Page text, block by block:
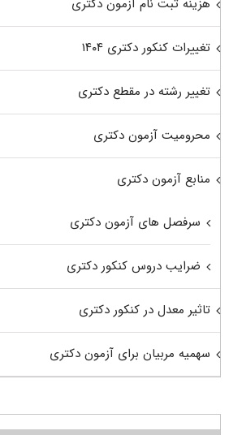
هزینه ثبت نام آزمون دکتری
تغییرات کنکور دکتری ۱۴۰۴
تغییر رشته در مقطع دکتری
محرومیت آزمون دکتری
منابع آزمون دکتری
سرفصل های آزمون دکتری
ضرایب دروس کنکور دکتری
تاثیر معدل در کنکور دکتری
سهمیه مربیان برای آزمون دکتری